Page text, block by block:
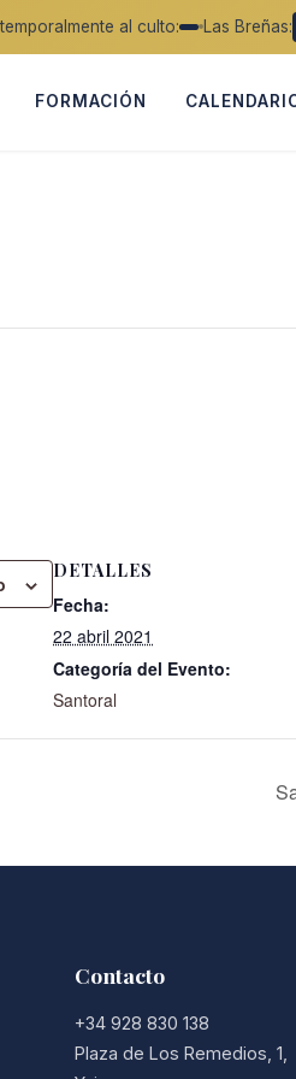
al culto: Las Breñas:
FORMACIÓN
DETALLES
Fecha:
22 abril 2021
Categoría del Evento:
Santoral
Contacto
+34 928 830 138
Plaza de Los Remedios, 1,